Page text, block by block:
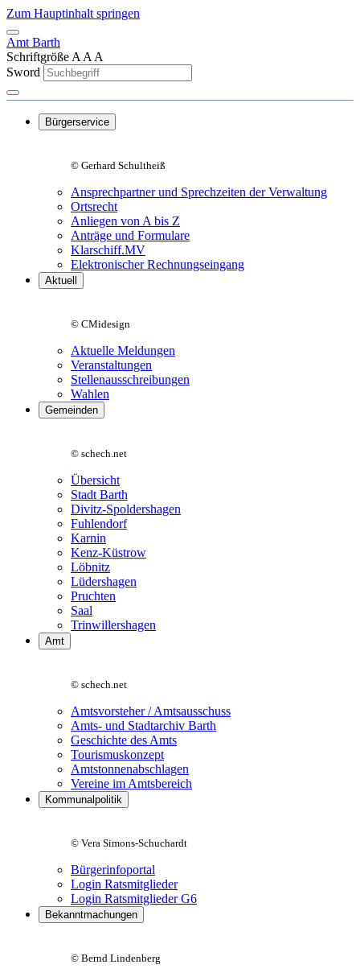
Zum Hauptinhalt springen
Amt Barth
Schriftgröße A A A
Sword
Bürgerservice
© Gerhard Schultheiß
Ansprechpartner und Sprechzeiten der Verwaltung
Ortsrecht
Anliegen von A bis Z
Anträge und Formulare
Klarschiff.MV
Elektronischer Rechnungseingang
Aktuell
© CMidesign
Aktuelle Meldungen
Veranstaltungen
Stellenausschreibungen
Wahlen
Gemeinden
© schech.net
Übersicht
Stadt Barth
Divitz-Spoldershagen
Fuhlendorf
Karnin
Kenz-Küstrow
Löbnitz
Lüdershagen
Pruchten
Saal
Trinwillershagen
Amt
© schech.net
Amtsvorsteher / Amtsausschuss
Amts- und Stadtarchiv Barth
Geschichte des Amts
Tourismuskonzept
Amtstonnenabschlagen
Vereine im Amtsbereich
Kommunalpolitik
© Vera Simons-Schuchardt
Bürgerinfoportal
Login Ratsmitglieder
Login Ratsmitglieder G6
Bekanntmachungen
© Bernd Lindenberg